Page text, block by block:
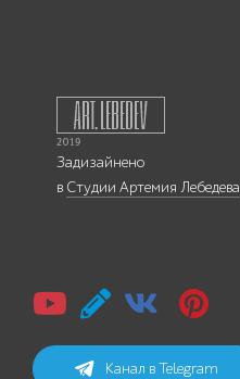
Задизайнено
в Студии Артемия Лебедева
Канал в Telegram